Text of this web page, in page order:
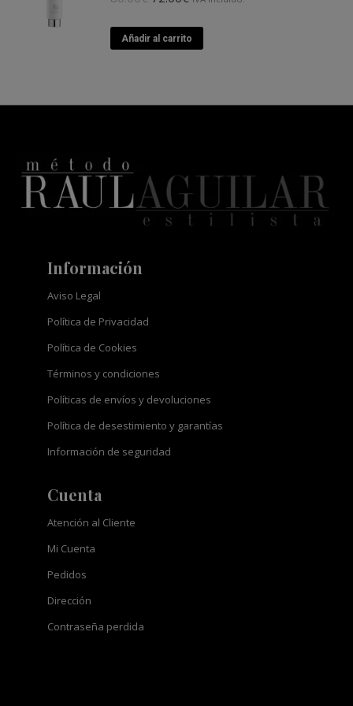
original
era:
actual
es:
Añadir al carrito
Información
Aviso Legal
Política de Privacidad
Política de Cookies
Términos y condiciones
Políticas de envíos y devoluciones
Política de desestimiento y garantías
Información de seguridad
Cuenta
Atención al Cliente
Mi Cuenta
Pedidos
Dirección
Contraseña perdida